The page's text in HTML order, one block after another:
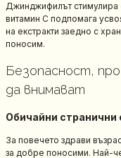
Джинджифилът стимулира
витамин C подпомага
на екстракти заедно с
поносим.
Безопасност,
да внимават
Обичайни странични
За повечето здрави
за добре поносими. Най-